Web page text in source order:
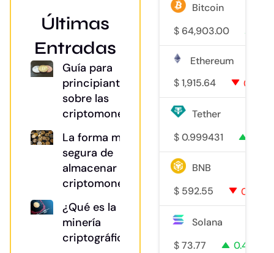
Últimas
Entradas
Guía para
principiantes
sobre las
criptomonedas
La forma más
segura de
almacenar tu
criptomoneda
¿Qué es la
minería
criptográfica?
Bitcoin
$ 64,903.00
Ethereum
$1,915.64 0.1%
Tether
$0.999431
BNB
$ 592.55 0.2%
Solana
$73.77 0.4%